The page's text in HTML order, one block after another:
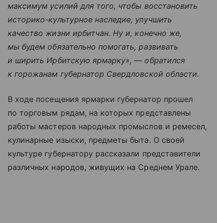
максимум усилий для того, чтобы восстановить
историко-культурное наследие, улучшить
качество жизни ирбитчан. Ну и, конечно же,
мы будем обязательно помогать, развивать
и ширить Ирбитскую ярмарку», — обратился
к горожанам губернатор Свердловской области.
В ходе посещения ярмарки губернатор прошел
по торговым рядам, на которых представлены
работы мастеров народных промыслов и ремесел,
кулинарные изыски, предметы быта. О своей
культуре губернатору рассказали представители
различных народов, живущих на Среднем Урале.